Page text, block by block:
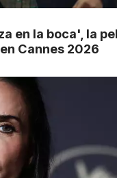
en la boca', la
Cannes 2026